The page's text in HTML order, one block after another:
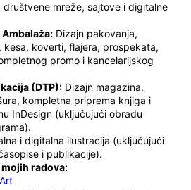
mreže, sajtove i digitalne
Dizajn pakovanja,
koverti, flajera, prospekata,
promo i kancelarijskog
(DTP): Dizajn magazina,
kompletna priprema knjiga i
InDesign (uključujući obradu
i digitalna ilustracija (uključujući
i publikacije).
mojih radova: